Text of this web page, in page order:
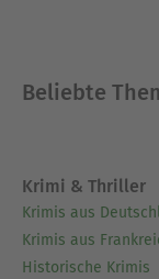
Beliebte
Krimi & Thriller
Krimis aus
Krimis aus
Historische Krimis